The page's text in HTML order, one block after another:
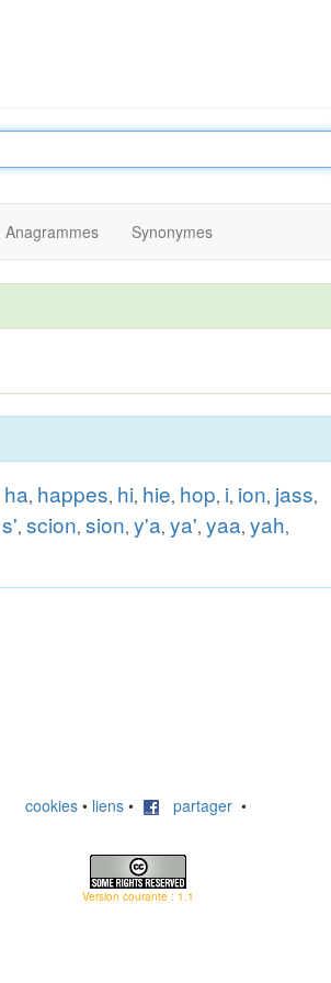
Anagrammes Synonymes
ha, happes, hi, hie, hop, i, ion, jass,
s', scion, sion, y'a, ya', yaa, yah,
cookies • liens • partager •
Version courante : 1.1